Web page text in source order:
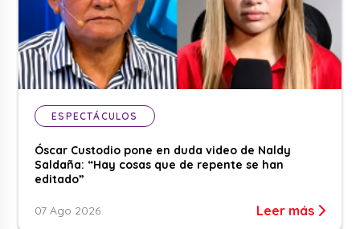
ESPECTÁCULOS
Óscar Custodio pone en duda video de Naldy
Saldaña: “Hay cosas que de repente se han
editado”
07 Ago 2026 Leer más